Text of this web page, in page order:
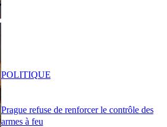
Prague refuse de renforcer le contrôle des
armes à feu
POLITIQUE